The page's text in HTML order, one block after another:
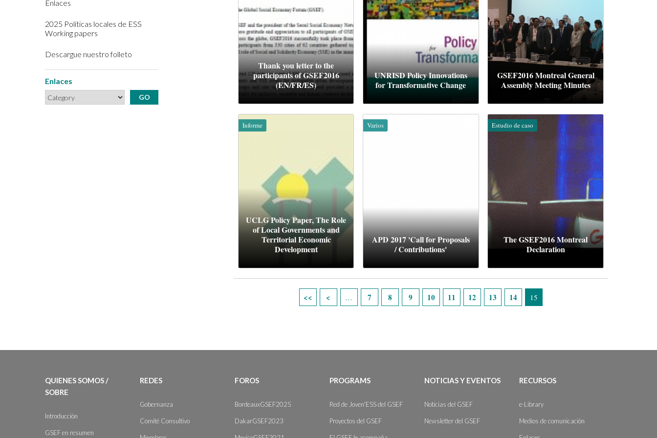
Enlaces
2025 Políticas locales de ESS
Working papers
Descargue nuestro folleto
Enlaces
Thank you letter to the
participants of GSEF2016
(EN/FR/ES)
UNRISD Policy Innovations
for Transformative Change
GSEF2016 Montreal General
Assembly Meeting Minutes
Informe
UCLG Policy Paper, The Role
of Local Governments and
Territorial Economic
Development
Varios
APD 2017 'Call for Proposals
/ Contributions'
Estudio de caso
The GSEF2016 Montreal
Declaration
… 7 8 9 10 11 12 13 14 15
QUIENES SOMOS /
SOBRE
Introducción
GSEF en resumen
REDES
Gobernanza
Comité Consultivo
FOROS
BordeauxGSEF2025
DakarGSEF2023
PROGRAMS
Red de Joven'ESS del GSEF
Proyectos del GSEF
NOTICIAS Y EVENTOS
Noticias del GSEF
Newsletter del GSEF
RECURSOS
e-Library
Medios de comunicación